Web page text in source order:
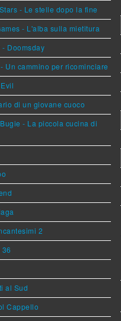
- Le stelle dopo la fine
- L'alba sulla mietitura
- Doomsday
Un cammino per ricominciare
di un giovane cuoco
- La piccola cucina di
2
al Sud
Cappello